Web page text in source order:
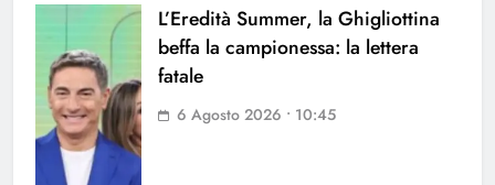
L’Eredità Summer, la Ghigliottina
beffa la campionessa: la lettera
fatale
6 Agosto 2026 • 10:45